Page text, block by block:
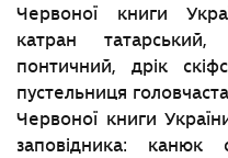
Червоної книги
катран
понтичний, дрік
пустельниця
Червоної книги
заповідника: канюк